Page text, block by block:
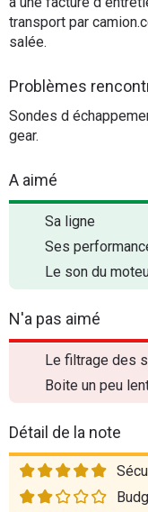
transport par
salée.
Problèmes
Sondes d
gear.
A aimé
Sa ligne
Ses
Le son du
N'a pas aimé
Le filtrage des
Boite un peu
Détail de la note